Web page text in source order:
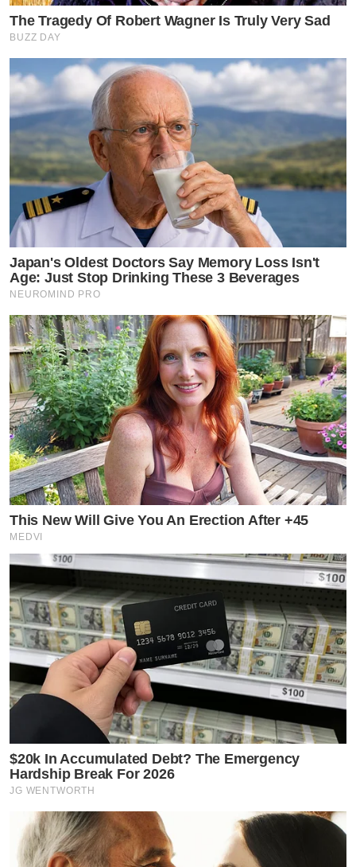
The Tragedy Of Robert Wagner Is Truly Very Sad
BUZZ DAY
Japan's Oldest Doctors Say Memory Loss Isn't
Age: Just Stop Drinking These 3 Beverages
NEUROMIND PRO
This New Will Give You An Erection After +45
MEDVI
$20k In Accumulated Debt? The Emergency
Hardship Break For 2026
JG WENTWORTH